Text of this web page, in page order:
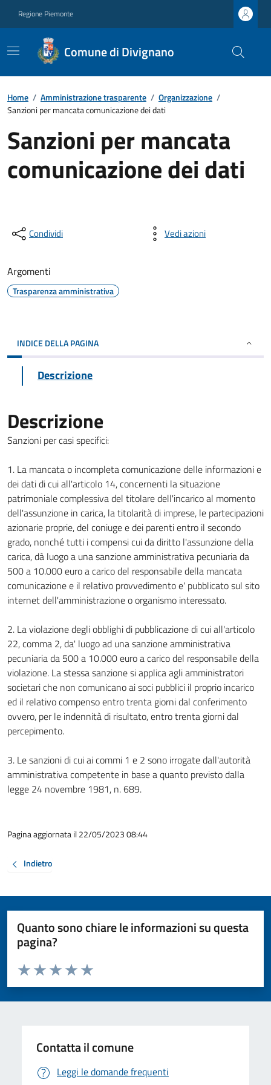
Regione Piemonte
Comune di Divignano
Home / Amministrazione trasparente / Organizzazione /
Sanzioni per mancata comunicazione dei dati
Sanzioni per mancata
comunicazione dei dati
Condividi Vedi azioni
Argomenti
Trasparenza amministrativa
INDICE DELLA PAGINA
Descrizione
Descrizione
Sanzioni per casi specifici:
1. La mancata o incompleta comunicazione delle informazioni e
dei dati di cui all'articolo 14, concernenti la situazione
patrimoniale complessiva del titolare dell'incarico al momento
dell'assunzione in carica, la titolarità di imprese, le partecipazioni
azionarie proprie, del coniuge e dei parenti entro il secondo
grado, nonché tutti i compensi cui da diritto l'assunzione della
carica, dà luogo a una sanzione amministrativa pecuniaria da
500 a 10.000 euro a carico del responsabile della mancata
comunicazione e il relativo provvedimento e' pubblicato sul sito
internet dell'amministrazione o organismo interessato.
2. La violazione degli obblighi di pubblicazione di cui all'articolo
22, comma 2, da' luogo ad una sanzione amministrativa
pecuniaria da 500 a 10.000 euro a carico del responsabile della
violazione. La stessa sanzione si applica agli amministratori
societari che non comunicano ai soci pubblici il proprio incarico
ed il relativo compenso entro trenta giorni dal conferimento
ovvero, per le indennità di risultato, entro trenta giorni dal
percepimento.
3. Le sanzioni di cui ai commi 1 e 2 sono irrogate dall'autorità
amministrativa competente in base a quanto previsto dalla
legge 24 novembre 1981, n. 689.
Pagina aggiornata il 22/05/2023 08:44
Indietro
Quanto sono chiare le informazioni su questa
pagina?
Valuta da 1 a 5 stelle la pagina
Valuta 5 stelle su 5
Valuta 4 stelle su 5
Valuta 3 stelle su 5
Valuta 2 stelle su 5
Valuta 1 stelle su 5
Contatta il comune
Leggi le domande frequenti